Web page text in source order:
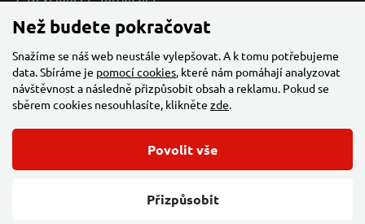
Změnit nastavení cookies
Než budete pokračovat
Snažíme se náš web neustále vylepšovat. A k tomu potřebujeme
data. Sbíráme je pomocí cookies, které nám pomáhají analyzovat
návštěvnost a následně přizpůsobit obsah a reklamu. Pokud se
sběrem cookies nesouhlasíte, klikněte zde.
Přizpůsobit
Povolit vše